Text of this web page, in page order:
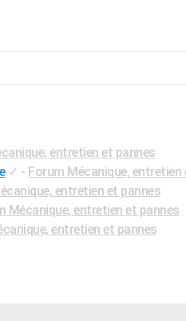
entretien et pannes
✓ - Forum Mécanique, entretien
entretien et pannes
Mécanique, entretien et pannes
entretien et pannes